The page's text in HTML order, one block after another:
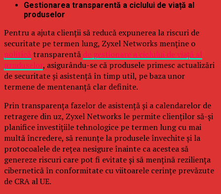
Gestionarea transparentă a ciclului de viață al
produselor
Pentru a ajuta clienții să reducă expunerea la riscuri de
securitate pe termen lung, Zyxel Networks menține o
politică transparentă de gestionare a ciclului de viață al
produselor, asigurându-se că produsele primesc actualizări
de securitate și asistență în timp util, pe baza unor
termene de mentenanță clar definite.
Prin transparența fazelor de asistență și a calendarelor de
retragere din uz, Zyxel Networks le permite clienților să-și
planifice investițiile tehnologice pe termen lung cu mai
multă încredere, să renunțe la produsele învechite și la
protocoalele de rețea nesigure înainte ca acestea să
genereze riscuri care pot fi evitate și să mențină reziliența
cibernetică în conformitate cu viitoarele cerințe prevăzute
de CRA al UE.